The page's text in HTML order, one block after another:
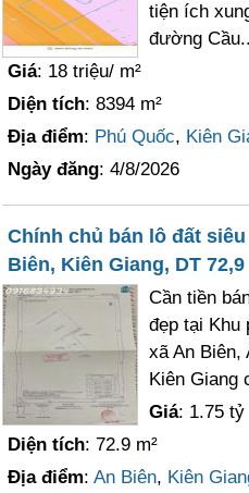
tiện ích
đường Cầu..
Giá: 18 triệu/ m²
Diện tích: 8394 m²
Địa điểm: Phú Quốc, Kiên
Ngày đăng: 4/8/2026
Chính chủ bán lô đất
Biên, Kiên Giang, DT
Cần tiền
đẹp tại Khu
xã An Biên,
Kiên Giang
Giá: 1.75 tỷ
Diện tích: 72.9 m²
Địa điểm:An Biên, Kiên